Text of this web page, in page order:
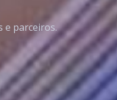
e parceiros.